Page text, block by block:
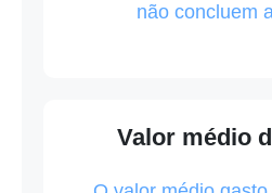
não concluem
Valor médio